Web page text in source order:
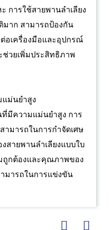
การใช้สายพานลำเลียง
มาก สามารถป้องกัน
ต่อเครื่องมือและอุปกรณ์
วยเพิ่มประสิทธิภาพ
ม่นยำสูง
มีความแม่นยำสูง การ
มารถในการกำจัดเศษ
สายพานลำเลียงแบบใบ
ถูกต้องและคุณภาพของ
มารถในการแข่งขัน